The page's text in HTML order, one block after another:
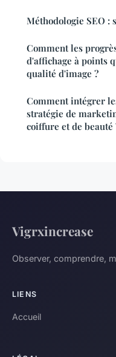
Méthodologie SEO :
Comment les
d'affichage à points
qualité d'image ?
Comment intégrer
stratégie de
coiffure et de beauté
Vigrxincrease
Observer, comprendre,
LIENS
Accueil